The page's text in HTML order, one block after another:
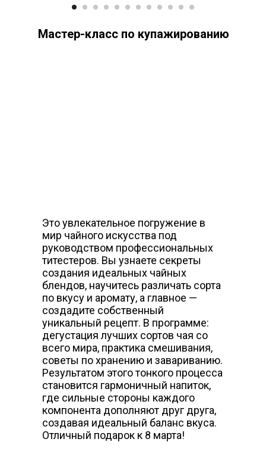
Мастер-класс по купажированию
Это увлекательное погружение в
мир чайного искусства под
руководством профессиональных
титестеров. Вы узнаете секреты
создания идеальных чайных
блендов, научитесь различать сорта
по вкусу и аромату, а главное —
создадите собственный
уникальный рецепт. В программе:
дегустация лучших сортов чая со
всего мира, практика смешивания,
советы по хранению и завариванию.
Результатом этого тонкого процесса
становится гармоничный напиток,
где сильные стороны каждого
компонента дополняют друг друга,
создавая идеальный баланс вкуса.
Отличный подарок к 8 марта!